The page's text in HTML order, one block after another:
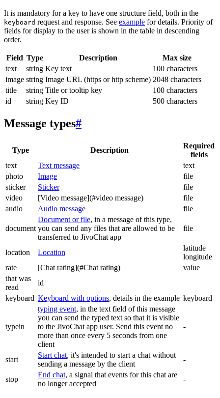
It is mandatory for a key to have one structure field, both in the
keyboard request and response. See example for details. Priority of
fields for display to the user is shown in the table in descending
order.
Field Type Description
Max size
text
string Key text
100 characters
image string Image URL (https or http scheme) 2048 characters
title
string Title or tooltip key
100 characters
id
string Key ID 500 characters
Message types#
Type Description
Required
fields
text
Text message
text
photo
Image
file
sticker
Sticker
file
video
[Video message](#video message)
file
audio
Audio message file
document
Document or file, in a message of this type,
you can send any files that are allowed to be
transferred to JivoChat app
file
location Location
latitude
longitude
rate
[Chat rating](#Chat rating)
value
that was
read
id
keyboard Keyboard with options, details in the example keyboard
typein
typing event, in the text field of this message
you can send the typed text so that it is visible
to the JivoChat app user. Send this event no
more than once every 5 seconds from one
client
-
start
Start chat, it's intended to start a chat without
sending a message by the client
-
stop
End chat, a signal that events for this chat are
no longer accepted
-